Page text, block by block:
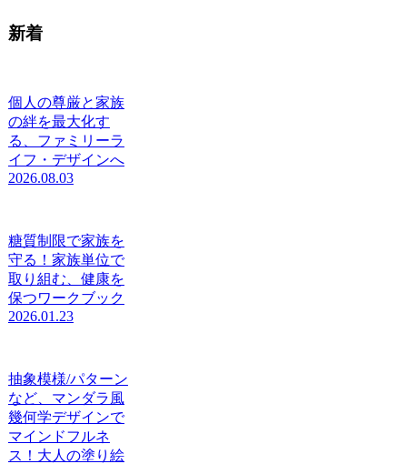
新着
個人の尊厳と家族
の絆を最大化す
る、ファミリーラ
イフ・デザインへ
2026.08.03
糖質制限で家族を
守る！家族単位で
取り組む、健康を
保つワークブック
2026.01.23
抽象模様/パターン
など、マンダラ風
幾何学デザインで
マインドフルネ
ス！大人の塗り絵